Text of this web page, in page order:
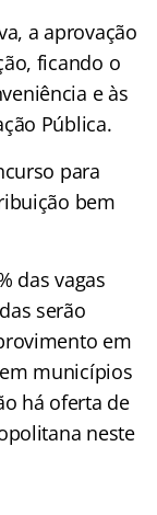
a aprovação
ficando o
e às
Pública.
para
bem
das vagas
serão
em
municípios
há oferta de
neste